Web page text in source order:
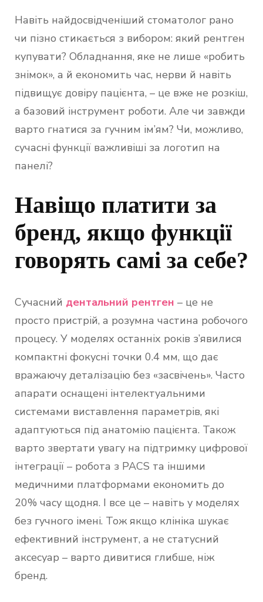
Навіть найдосвідченіший стоматолог рано
чи пізно стикається з вибором: який рентген
купувати? Обладнання, яке не лише «робить
знімок», а й економить час, нерви й навіть
підвищує довіру пацієнта, – це вже не розкіш,
а базовий інструмент роботи. Але чи завжди
варто гнатися за гучним ім’ям? Чи, можливо,
сучасні функції важливіші за логотип на
панелі?
Навіщо платити за
бренд, якщо функції
говорять самі за себе?
Сучасний дентальний рентген – це не
просто пристрій, а розумна частина робочого
процесу. У моделях останніх років з’явилися
компактні фокусні точки 0.4 мм, що дає
вражаючу деталізацію без «засвічень». Часто
апарати оснащені інтелектуальними
системами виставлення параметрів, які
адаптуються під анатомію пацієнта. Також
варто звертати увагу на підтримку цифрової
інтеграції – робота з PACS та іншими
медичними платформами економить до
20% часу щодня. І все це – навіть у моделях
без гучного імені. Тож якщо клініка шукає
ефективний інструмент, а не статусний
аксесуар – варто дивитися глибше, ніж
бренд.